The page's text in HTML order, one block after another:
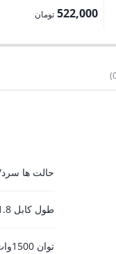
اصلی:
بود.
522,000 تومان
حالت ها
طول کابل 1.8 متر
توان 1500وات